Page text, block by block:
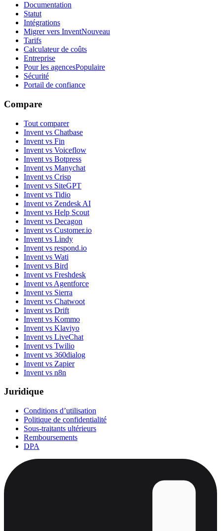
Documentation
Statut
Intégrations
Migrer vers InventNouveau
Tarifs
Calculateur de coûts
Entreprise
Pour les agencesPopulaire
Sécurité
Portail de confiance
Compare
Tout comparer
Invent vs Chatbase
Invent vs Fin
Invent vs Voiceflow
Invent vs Botpress
Invent vs Manychat
Invent vs Crisp
Invent vs SiteGPT
Invent vs Tidio
Invent vs Zendesk AI
Invent vs Help Scout
Invent vs Decagon
Invent vs Customer.io
Invent vs Lindy
Invent vs respond.io
Invent vs Wati
Invent vs Bird
Invent vs Freshdesk
Invent vs Agentforce
Invent vs Sierra
Invent vs Chatwoot
Invent vs Drift
Invent vs Kommo
Invent vs Klaviyo
Invent vs LiveChat
Invent vs Twilio
Invent vs 360dialog
Invent vs Zapier
Invent vs n8n
Juridique
Conditions d’utilisation
Politique de confidentialité
Sous-traitants ultérieurs
Remboursements
DPA